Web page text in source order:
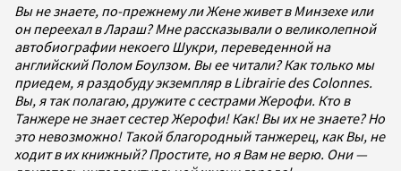
Вы не знаете, по-прежнему ли Жене живет в Минзехе или
он переехал в Лараш? Мне рассказывали о великолепной
автобиографии некоего Шукри, переведенной на
английский Полом Боулзом. Вы ее читали? Как только мы
приедем, я раздобуду экземпляр в Librairie des Colonnes.
Вы, я так полагаю, дружите с сестрами Жерофи. Кто в
Танжере не знает сестер Жерофи! Как! Вы их не знаете? Но
это невозможно! Такой благородный танжерец, как Вы, не
ходит в их книжный? Простите, но я Вам не верю. Они —